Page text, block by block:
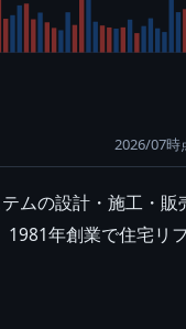
2026/07時
ムの設計・施工・
年創業で住宅リ